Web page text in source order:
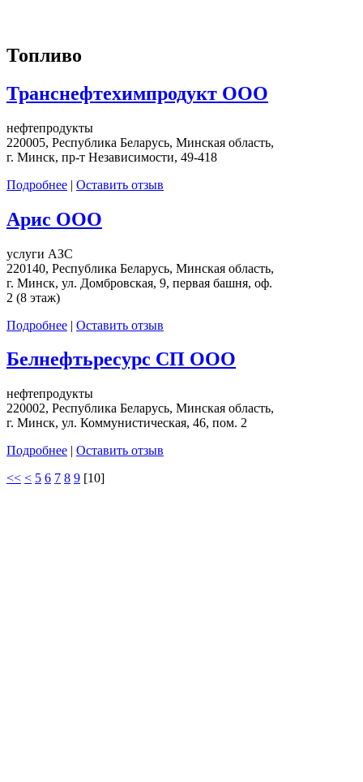
Топливо
Транснефтехимпродукт ООО
нефтепродукты
220005, Республика Беларусь, Минская область,
г. Минск, пр-т Независимости, 49-418
Подробнее | Оставить отзыв
Арис ООО
услуги АЗС
220140, Республика Беларусь, Минская область,
г. Минск, ул. Домбровская, 9, первая башня, оф.
2 (8 этаж)
Подробнее | Оставить отзыв
Белнефтьресурс СП ООО
нефтепродукты
220002, Республика Беларусь, Минская область,
г. Минск, ул. Коммунистическая, 46, пом. 2
Подробнее | Оставить отзыв
<< < 5 6 7 8 9 [10]